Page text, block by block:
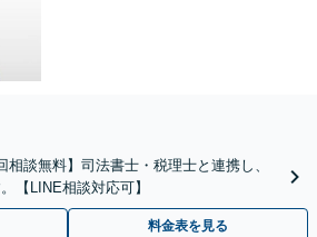
相談無料】司法書士・税理士と連携し、
【LINE相談対応可】
料金表を見る